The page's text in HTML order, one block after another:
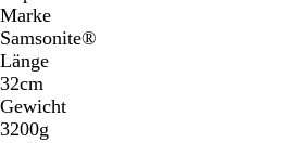
Marke
Samsonite®
Länge
32cm
Gewicht
3200g